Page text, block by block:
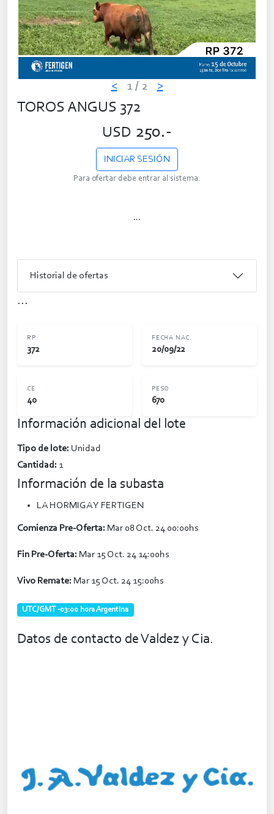
< 1 / 2 >
TOROS ANGUS 372
USD 250.-
INICIAR SESIÓN
Para ofertar debe entrar al sistema.
...
Historial de ofertas
...
RP
372
FECHA NAC.
20/09/22
CE
40
PESO
670
Información adicional del lote
Tipo de lote: Unidad
Cantidad: 1
Información de la subasta
LA HORMIGA Y FERTIGEN
Comienza Pre-Oferta: Mar 08 Oct. 24 00:00hs
Fin Pre-Oferta: Mar 15 Oct. 24 14:00hs
Vivo Remate: Mar 15 Oct. 24 15:00hs
UTC/GMT -03:00 hora Argentina
Datos de contacto de Valdez y Cia.